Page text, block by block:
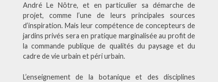
André Le Nôtre, et en particulier sa démarche de
projet, comme l’une de leurs principales sources
d’inspiration. Mais leur compétence de concepteurs de
jardins privés sera en pratique marginalisée au profit de
la commande publique de qualités du paysage et du
cadre de vie urbain et péri urbain.
L’enseignement de la botanique et des disciplines